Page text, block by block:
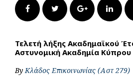
FacebookTwitter Google+
Τελετή λήξης Ακαδημαϊκού
Αστυνομική Ακαδημία Κύπρου
ByΚλάδος Επικοινωνίας (Αστ 279)